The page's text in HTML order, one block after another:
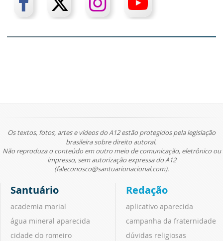
Os textos, fotos, artes e vídeos do A12 estão protegidos pela legislação
brasileira sobre direito autoral.
Não reproduza o conteúdo em outro meio de comunicação, eletrônico ou
impresso, sem autorização expressa do A12
(faleconosco@santuarionacional.com).
Santuário
academia marial
água mineral aparecida
cidade do romeiro
Redação
aplicativo aparecida
campanha da fraternidade
dúvidas religiosas